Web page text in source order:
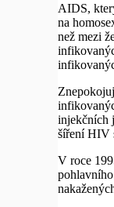
AIDS,
na
než mezi
injekčních
šíření HIV
V roce